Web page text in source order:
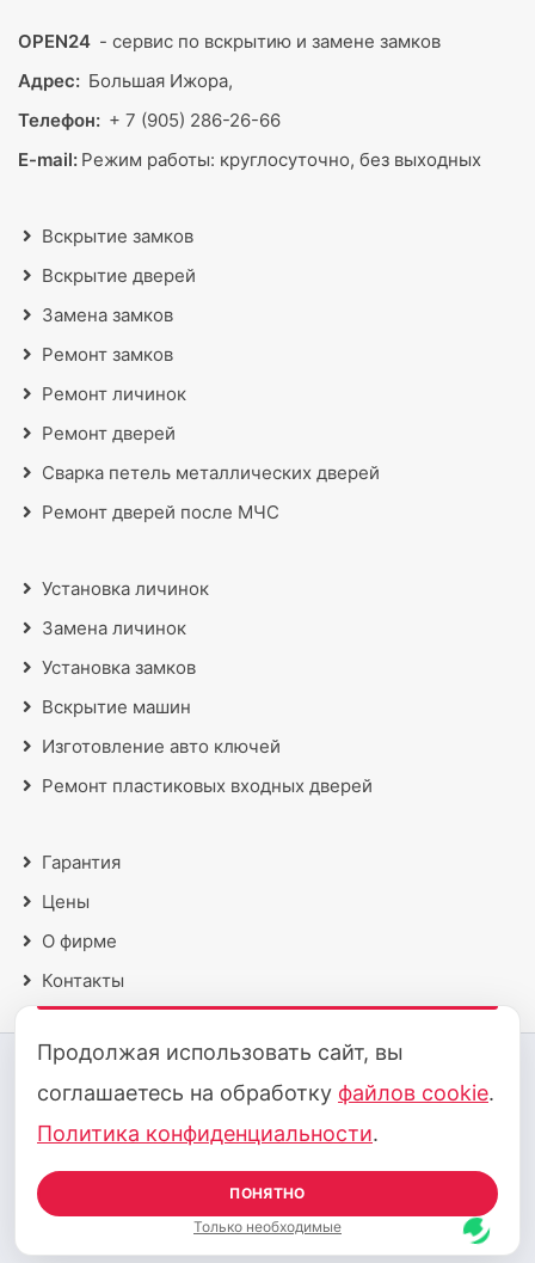
OPEN24 - сервис по вскрытию и замене замков
Адрес: Большая Ижора,
Телефон: + 7 (905) 286-26-66
E-mail: Режим работы: круглосуточно, без выходных
Вскрытие замков
Вскрытие дверей
Замена замков
Ремонт замков
Ремонт личинок
Ремонт дверей
Сварка петель металлических дверей
Ремонт дверей после МЧС
Установка личинок
Замена личинок
Установка замков
Вскрытие машин
Изготовление авто ключей
Ремонт пластиковых входных дверей
Гарантия
Цены
О фирме
Контакты
2018 - 2026 © Все права защищены
Политика конфиденциальности · Политика cookie
Принимаем к оплате:
Карта сайта
Продолжая использовать сайт, вы
соглашаетесь на обработку файлов cookie.
Политика конфиденциальности.
ПОНЯТНО
Только необходимые